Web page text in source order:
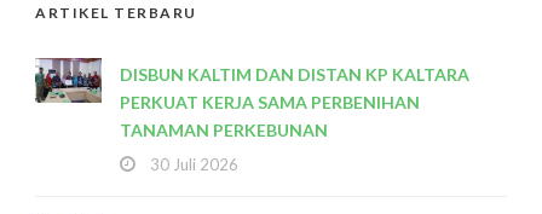
ARTIKEL TERBARU
DISBUN KALTIM DAN DISTAN KP KALTARA
PERKUAT KERJA SAMA PERBENIHAN
TANAMAN PERKEBUNAN
30 Juli 2026